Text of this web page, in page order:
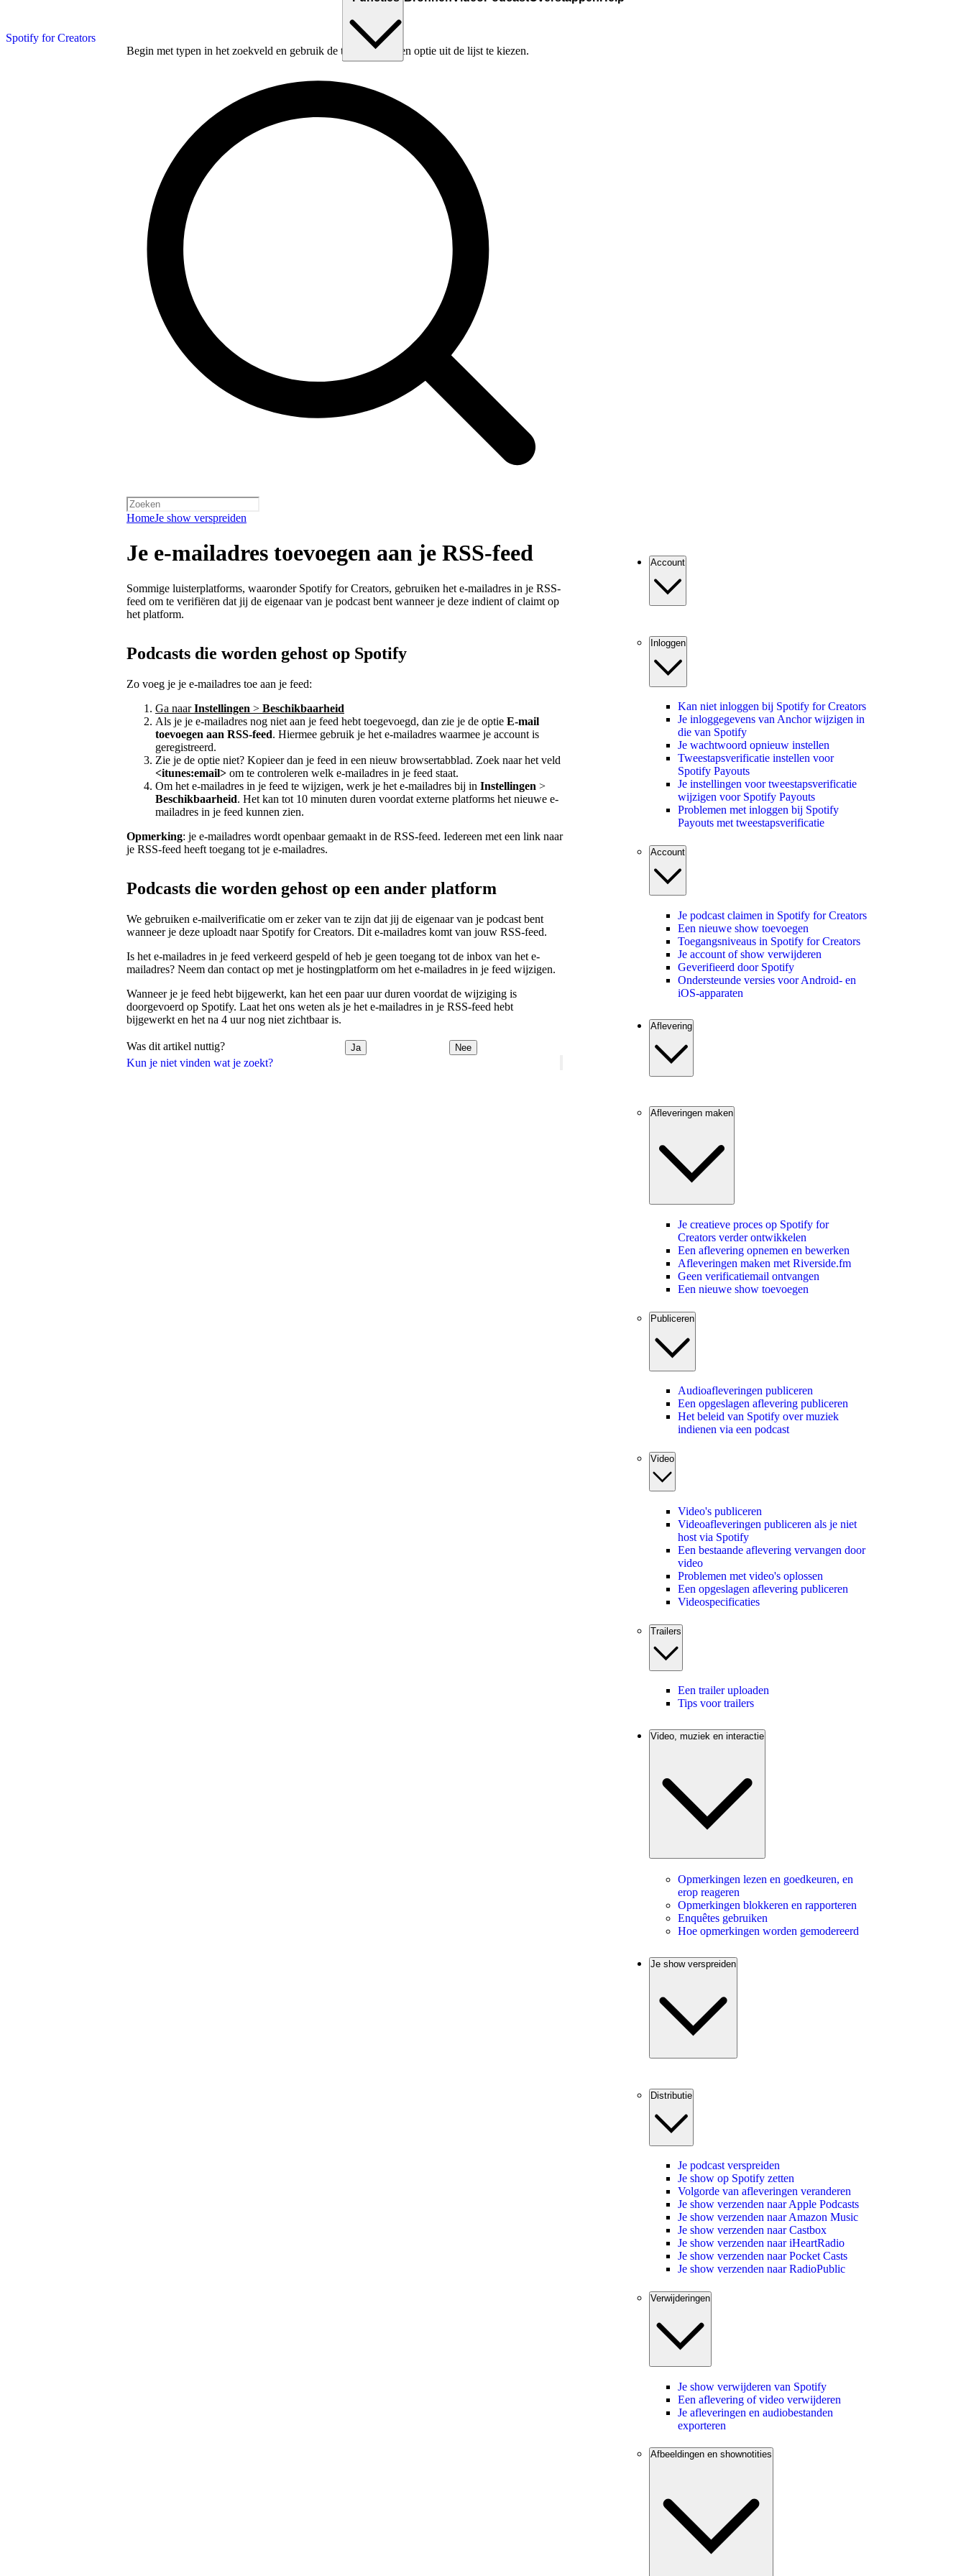
Spotify for Creators
Begin met typen in het zoekveld en gebruik de tabtoets om een optie uit de lijst te kiezen.
HomeJe show verspreiden
Kun je niet vinden wat je zoekt?
Je e-mailadres toevoegen aan je RSS-feed
Sommige luisterplatforms, waaronder Spotify for Creators, gebruiken het e-mailadres in je RSS-
feed om te verifiëren dat jij de eigenaar van je podcast bent wanneer je deze indient of claimt op
het platform.
Podcasts die worden gehost op Spotify
Zo voeg je je e-mailadres toe aan je feed:
Ga naarInstellingen > Beschikbaarheid
Als je je e-mailadres nog niet aan je feed hebt toegevoegd, dan zie je de optie E-mail
toevoegen aan RSS-feed. Hiermee gebruik je het e-mailadres waarmee je account is
geregistreerd.
Zie je de optie niet? Kopieer dan je feed in een nieuw browsertabblad. Zoek naar het veld
<itunes:email> om te controleren welk e-mailadres in je feed staat.
Om het e-mailadres in je feed te wijzigen, werk je het e-mailadres bij in Instellingen >
Beschikbaarheid. Het kan tot 10 minuten duren voordat externe platforms het nieuwe e-
mailadres in je feed kunnen zien.
Opmerking: je e-mailadres wordt openbaar gemaakt in de RSS-feed. Iedereen met een link naar
je RSS-feed heeft toegang tot je e-mailadres.
Podcasts die worden gehost op een ander platform
We gebruiken e-mailverificatie om er zeker van te zijn dat jij de eigenaar van je podcast bent
wanneer je deze uploadt naar Spotify for Creators. Dit e-mailadres komt van jouw RSS-feed.
Is het e-mailadres in je feed verkeerd gespeld of heb je geen toegang tot de inbox van het e-
mailadres? Neem dan contact op met je hostingplatform om het e-mailadres in je feed wijzigen.
Wanneer je je feed hebt bijgewerkt, kan het een paar uur duren voordat de wijziging is
doorgevoerd op Spotify. Laat het ons weten als je het e-mailadres in je RSS-feed hebt
bijgewerkt en het na 4 uur nog niet zichtbaar is.
Was dit artikel nuttig? Ja Nee
Account
Inloggen
Kan niet inloggen bij Spotify for Creators
Je inloggegevens van Anchor wijzigen in
die van Spotify
Je wachtwoord opnieuw instellen
Tweestapsverificatie instellen voor
Spotify Payouts
Je instellingen voor tweestapsverificatie
wijzigen voor Spotify Payouts
Problemen met inloggen bij Spotify
Payouts met tweestapsverificatie
Account
Je podcast claimen in Spotify for Creators
Een nieuwe show toevoegen
Toegangsniveaus in Spotify for Creators
Je account of show verwijderen
Geverifieerd door Spotify
Ondersteunde versies voor Android- en
iOS-apparaten
Aflevering
Afleveringen maken
Je creatieve proces op Spotify for
Creators verder ontwikkelen
Een aflevering opnemen en bewerken
Afleveringen maken met Riverside.fm
Geen verificatiemail ontvangen
Een nieuwe show toevoegen
Publiceren
Audioafleveringen publiceren
Een opgeslagen aflevering publiceren
Het beleid van Spotify over muziek
indienen via een podcast
Video
Video's publiceren
Videoafleveringen publiceren als je niet
host via Spotify
Een bestaande aflevering vervangen door
video
Problemen met video's oplossen
Een opgeslagen aflevering publiceren
Videospecificaties
Trailers
Een trailer uploaden
Tips voor trailers
Video, muziek en interactie
Opmerkingen lezen en goedkeuren, en
erop reageren
Opmerkingen blokkeren en rapporteren
Enquêtes gebruiken
Hoe opmerkingen worden gemodereerd
Je show verspreiden
Distributie
Je podcast verspreiden
Je show op Spotify zetten
Volgorde van afleveringen veranderen
Je show verzenden naar Apple Podcasts
Je show verzenden naar Amazon Music
Je show verzenden naar Castbox
Je show verzenden naar iHeartRadio
Je show verzenden naar Pocket Casts
Je show verzenden naar RadioPublic
Verwijderingen
Je show verwijderen van Spotify
Een aflevering of video verwijderen
Je afleveringen en audiobestanden
exporteren
Afbeeldingen en shownotities